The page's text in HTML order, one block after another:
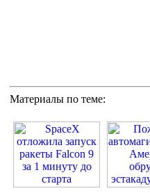
Материалы по теме: